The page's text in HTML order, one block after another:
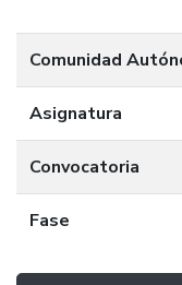
Comunidad
Asignatura
Convocatoria
Fase